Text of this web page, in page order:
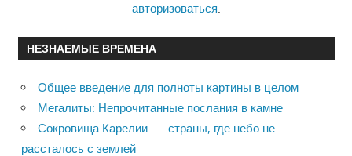
авторизоваться.
НЕЗНАЕМЫЕ ВРЕМЕНА
Общее введение для полноты картины в целом
Мегалиты: Непрочитанные послания в камне
Сокровища Карелии — страны, где небо не
рассталось с землей